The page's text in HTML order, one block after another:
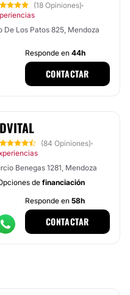
(18 Opiniones)·
De Los Patos 825, Mendoza
Responde en 44h
CONTACTAR
(84 Opiniones)·
Benegas 1281, Mendoza
de financiación
Responde en 58h
CONTACTAR